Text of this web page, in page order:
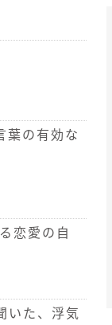
葉の有効な
恋愛の自
いた、浮気